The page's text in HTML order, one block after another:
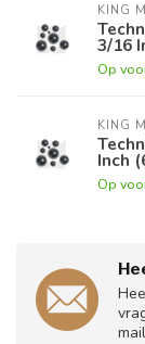
KING
3/16
Op
KING
Inch
Op
mail